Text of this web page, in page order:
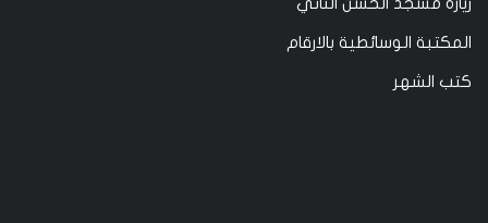
الوسائطية بالارقام